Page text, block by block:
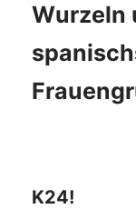
Wurzeln
K24!